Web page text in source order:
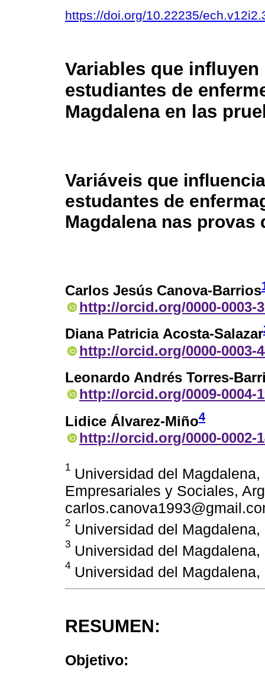
https://doi.org/10.22235/
Variables que
estudiantes de
Magdalena en las
Variáveis que
estudantes de
Magdalena nas provas
Carlos Jesús Canova-Barrios
http://orcid.org/0000-0003-
Diana Patricia Acosta-Salazar
http://orcid.org/0000-0003-
Leonardo Andrés Torres-
http://orcid.org/0009-0004-
Lidice Álvarez-Miño4
http://orcid.org/0000-0002-
1 Universidad del
Empresariales y Sociales,
2 Universidad del Magdalena,
3 Universidad del Magdalena,
4 Universidad del Magdalena,
RESUMEN:
Objetivo: